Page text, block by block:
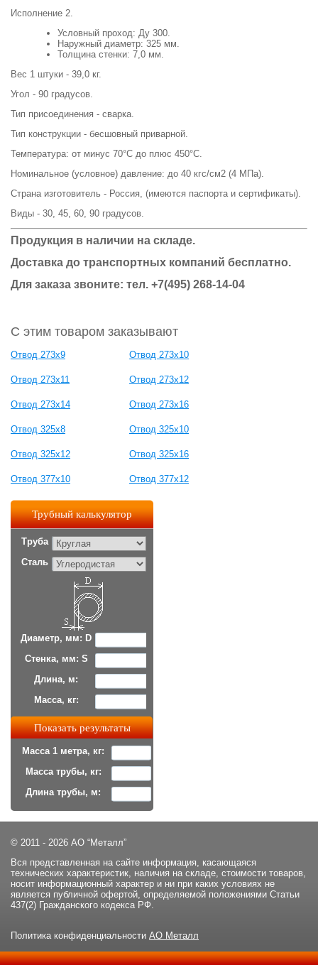
Исполнение 2.
Условный проход: Ду 300.
Наружный диаметр: 325 мм.
Толщина стенки: 7,0 мм.
Вес 1 штуки - 39,0 кг.
Угол - 90 градусов.
Тип присоединения - сварка.
Тип конструкции - бесшовный приварной.
Температура: от минус 70°С до плюс 450°С.
Номинальное (условное) давление: до 40 кгс/см2 (4 МПа).
Страна изготовитель - Россия, (имеются паспорта и сертификаты).
Виды - 30, 45, 60, 90 градусов.
Продукция в наличии на складе.
Доставка до транспортных компаний бесплатно.
Для заказа звоните: тел. +7(495) 268-14-04
С этим товаром заказывают
Отвод 273х9 Отвод 273х10
Отвод 273х11 Отвод 273х12
Отвод 273х14 Отвод 273х16
Отвод 325х8 Отвод 325х10
Отвод 325х12 Отвод 325х16
Отвод 377х10 Отвод 377х12
Трубный калькулятор
Труба
Сталь
Диаметр, мм: D
Стенка, мм: S
Длина, м:
Масса, кг:
Масса 1 метра, кг:
Масса трубы, кг:
Длина трубы, м:
© 2011 - 2026 АО “Металл”
Вся представленная на сайте информация, касающаяся
технических характеристик, наличия на складе, стоимости товаров,
носит информационный характер и ни при каких условиях не
является публичной офертой, определяемой положениями Статьи
437(2) Гражданского кодекса РФ.
Политика конфиденциальности АО Металл